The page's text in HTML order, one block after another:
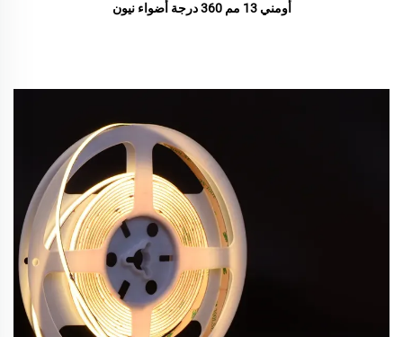
أومني 13 مم 360 درجة أضواء نيون